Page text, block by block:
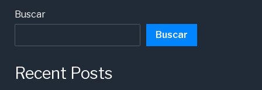
Buscar
Buscar
Recent Posts